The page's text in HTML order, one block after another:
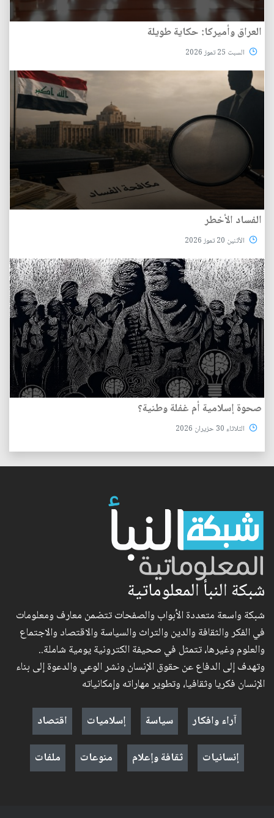
العراق وأميركا: حكاية طويلة
السبت 25 تموز 2026
الفساد الأخطر
الأثنين 20 تموز 2026
صحوة إسلامية أم غفلة وطنية؟
الثلاثاء 30 حزيران 2026
شبكة النبأ المعلوماتية
شبكة واسعة متعددة الأبواب والصفحات تتضمن معارف ومعلومات
في الفكر والثقافة والدين والتراث والسياسة والاقتصاد والاجتماع
والعلوم وغيرها، تتمثل في صحيفة الكترونية يومية شاملة..
وتهدف إلى الدفاع عن حقوق الإنسان ونشر الوعي والدعوة إلى بناء
الإنسان فكريا وثقافيا، وتطوير مهاراته وإمكانياته
آراء وافكار
سياسة إسلاميات
اقتصاد
إنسانيات
ثقافة وإعلام منوعات ملفات